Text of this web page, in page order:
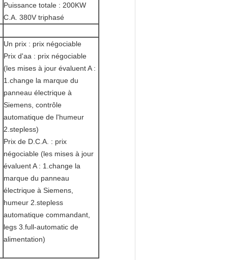
Puissance totale : 200KW
C.A. 380V triphasé
Un prix : prix négociable
Prix d'aa : prix négociable
(les mises à jour évaluent A :
1.change la marque du
panneau électrique à
Siemens, contrôle
automatique de l'humeur
2.stepless)
Prix de D.C.A. : prix
négociable (les mises à jour
évaluent A : 1.change la
marque du panneau
électrique à Siemens,
humeur 2.stepless
automatique commandant,
legs 3.full-automatic de
alimentation)